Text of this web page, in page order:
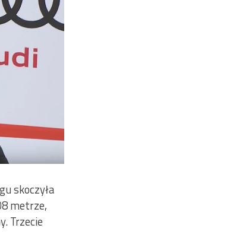
skoczyła
metrze,
Trzecie